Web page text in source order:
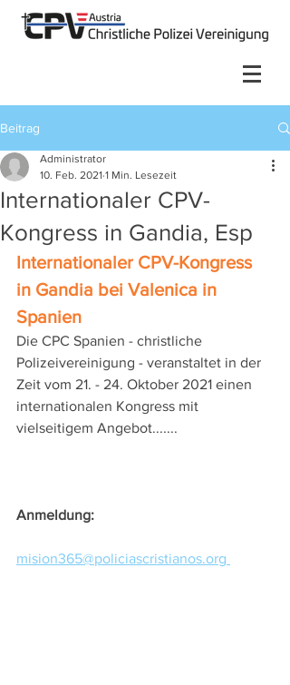
Beitrag
Internationaler CPV-
Kongress in Gandia, Esp
Administrator
10. Feb. 2021 1 Min. Lesezeit
Internationaler CPV-Kongress
in Gandia bei Valenica in
Spanien
Die CPC Spanien - christliche
Polizeivereinigung - veranstaltet in der
Zeit vom 21. - 24. Oktober 2021 einen
internationalen Kongress mit
vielseitigem Angebot.......
Anmeldung:
mision365@policiascristianos.org